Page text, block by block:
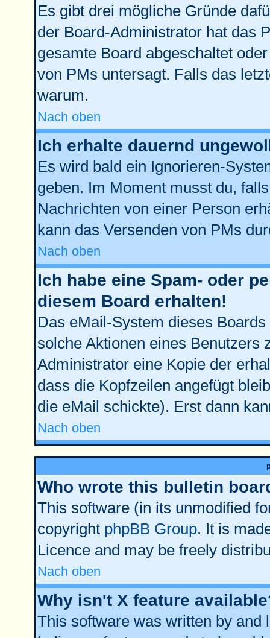
Es gibt drei mögliche Gründe
der Board-Administrator hat das
gesamte Board abgeschaltet
von PMs untersagt. Falls das
warum.
Nach oben
Ich erhalte dauernd
Es wird bald ein Ignorieren-
geben. Im Moment musst du,
Nachrichten von einer Person
kann das Versenden von PMs
Nach oben
Ich habe eine Spam- oder
diesem Board erhalten!
Das eMail-System dieses
solche Aktionen eines Benutzers
Administrator eine Kopie der
dass die Kopfzeilen angefügt
die eMail schickte). Erst dann
Nach oben
Who wrote this bulletin
This software (in its unmodified
copyright phpBB Group. It is
Licence and may be freely
Nach oben
Why isn't X feature
This software was written by and